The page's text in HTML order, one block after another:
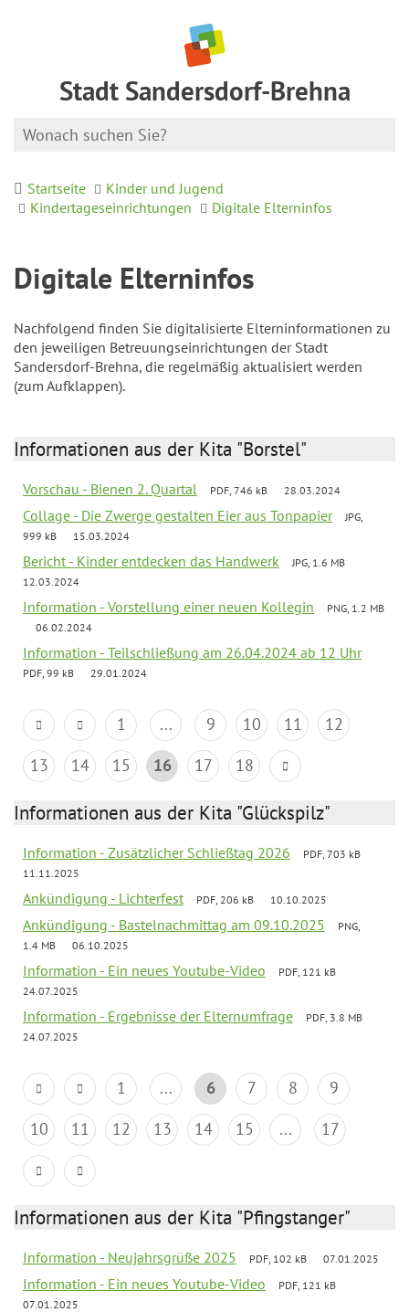
Stadt Sandersdorf-Brehna
Startseite
Kinder und Jugend
Kindertageseinrichtungen
Digitale Elterninfos
Digitale Elterninfos
Nachfolgend finden Sie digitalisierte Elterninformationen zu
den jeweiligen Betreuungseinrichtungen der Stadt
Sandersdorf-Brehna, die regelmäßig aktualisiert werden
(zum Aufklappen).
Informationen aus der Kita "Borstel"
Vorschau - Bienen 2. Quartal PDF, 746 kB 28.03.2024
Collage - Die Zwerge gestalten Eier aus Tonpapier
JPG,
999 kB
15.03.2024
Bericht - Kinder entdecken das Handwerk
JPG, 1.6 MB
12.03.2024
Information - Vorstellung einer neuen Kollegin
PNG, 1.2 MB
06.02.2024
Information - Teilschließung am 26.04.2024 ab 12 Uhr
PDF, 99 kB 29.01.2024
1 ... 9 10 11
12
13
14 15 16 17 18
Informationen aus der Kita "Glückspilz"
Information - Zusätzlicher Schließtag 2026
PDF, 703 kB
11.11.2025
Ankündigung - Lichterfest PDF, 206 kB 10.10.2025
Ankündigung - Bastelnachmittag am 09.10.2025
PNG,
1.4 MB
06.10.2025
Information - Ein neues Youtube-Video
PDF, 121 kB
24.07.2025
Information - Ergebnisse der Elternumfrage
PDF, 3.8 MB
24.07.2025
1 ... 6 7 8
9
10
11 12 13 14 15 ... 17
Informationen aus der Kita "Pfingstanger"
Information - Neujahrsgrüße 2025 PDF, 102 kB 07.01.2025
Information - Ein neues Youtube-Video
PDF, 121 kB
07.01.2025